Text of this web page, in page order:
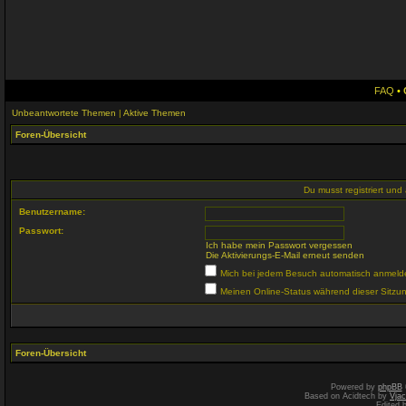
FAQ •
Unbeantwortete Themen | Aktive Themen
Foren-Übersicht
Du musst registriert
Benutzername:
Passwort:
Ich habe mein Passwort vergessen
Die Aktivierungs-E-Mail erneut senden
Mich bei jedem Besuch automatisch
Meinen Online-Status während dieser
Foren-Übersicht
Powered by phpBB
Based on Acidtech by